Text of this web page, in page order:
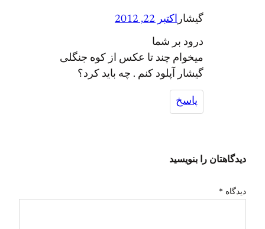
گیشار اکتبر 22, 2012
درود بر شما
میخوام چند تا عکس از کوه جنگلی
گیشار آپلود کنم . چه باید کرد؟
پاسخ
دیدگاهتان را بنویسید
دیدگاه *